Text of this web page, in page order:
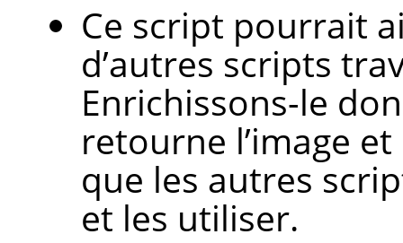
Ce script pourrait
d’autres scripts
Enrichissons-le
retourne l’image
que les autres
et les utiliser.